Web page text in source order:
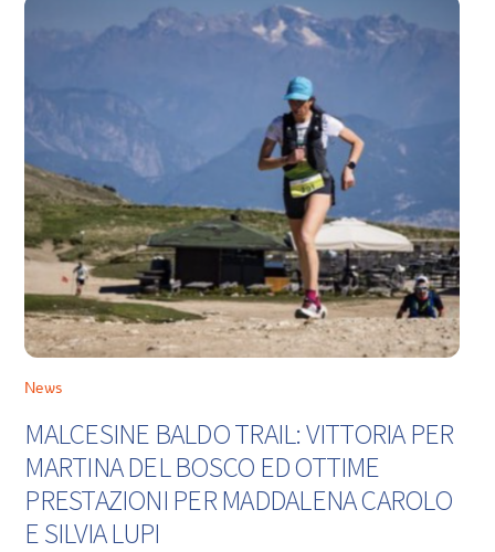
News
MALCESINE BALDO TRAIL: VITTORIA PER
MARTINA DEL BOSCO ED OTTIME
PRESTAZIONI PER MADDALENA CAROLO
E SILVIA LUPI